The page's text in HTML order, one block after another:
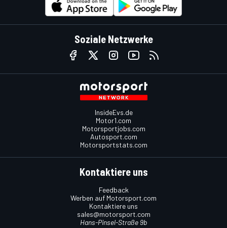
Soziale Netzwerke
InsideEvs.de
Motor1.com
Motorsportjobs.com
Autosport.com
Motorsportstats.com
Kontaktiere uns
Feedback
Werben auf Motorsport.com
Kontaktiere uns
sales@motorsport.com
Hans-Pinsel-Straße 9b